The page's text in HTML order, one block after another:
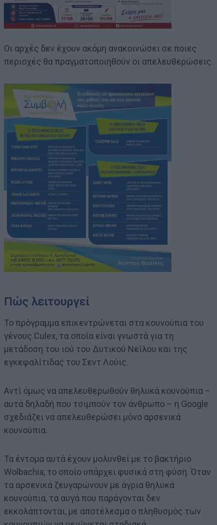
Οι αρχές δεν έχουν ακόμη ανακοινώσει σε ποιες
περιοχές θα πραγματοποιηθούν οι απελευθερώσεις.
Πώς λειτουργεί
Το πρόγραμμα επικεντρώνεται στα κουνούπια του
γένους Culex, τα οποία είναι γνωστά για τη
μετάδοση του ιού του Δυτικού Νείλου και της
εγκεφαλίτιδας του Σεντ Λούις.
Αντί όμως να απελευθερωθούν θηλυκά κουνούπια –
αυτά δηλαδή που τσιμπούν τον άνθρωπο – η Google
σχεδιάζει να απελευθερώσει μόνο αρσενικά
κουνούπια.
Τα έντομα αυτά έχουν μολυνθεί με το βακτήριο
Wolbachia, το οποίο υπάρχει φυσικά στη φύση. Όταν
τα αρσενικά ζευγαρώνουν με άγρια θηλυκά
κουνούπια, τα αυγά που παράγονται δεν
εκκολάπτονται, με αποτέλεσμα ο πληθυσμός των